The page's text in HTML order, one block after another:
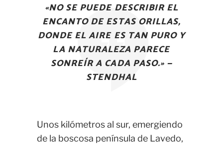
«NO SE PUEDE DESCRIBIR EL
ENCANTO DE ESTAS ORILLAS,
DONDE EL AIRE ES TAN PURO Y
LA NATURALEZA PARECE
SONREÍR A CADA PASO.» —
STENDHAL
Unos kilómetros al sur, emergiendo
de la boscosa península de Lavedo,